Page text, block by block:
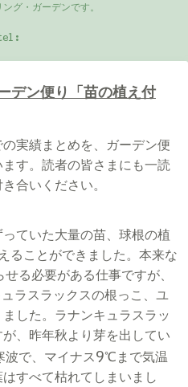
グ・ガーデンです。
:
ン便り「苗の植え付
実績まとめを、ガーデン便
す。読者の皆さまにも一読
合いください。
ていた大量の苗、球根の植
ることができました。本来な
る必要がある仕事ですが、
ラスラックスの根っこ、ユ
した。ラナンキュラスラッ
、昨年秋より芽を出してい
波で、マイナス9℃ まで気温
すべて枯れてしまいまし